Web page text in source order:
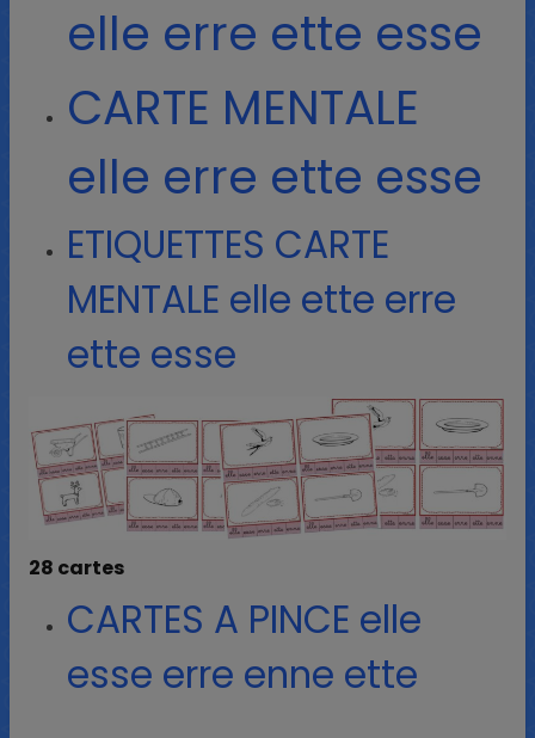
elle erre ette esse
CARTE MENTALE
elle erre ette esse
ETIQUETTES CARTE
MENTALE elle ette erre
ette esse
28 cartes
CARTES A PINCE elle
esse erre enne ette